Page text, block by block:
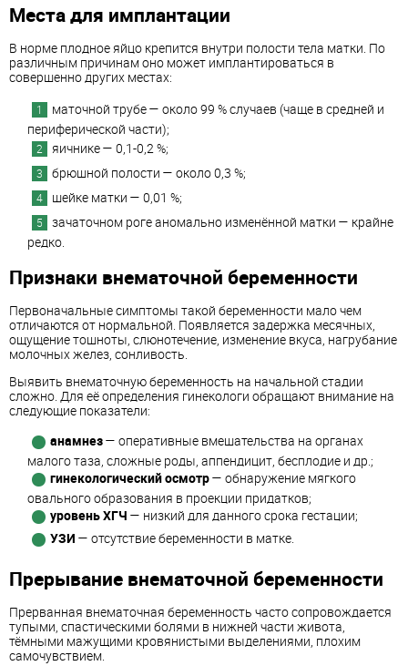
Места для имплантации
В норме плодное яйцо крепится внутри полости тела матки. По
различным причинам оно может имплантироваться в
совершенно других местах:
маточной трубе — около 99 % случаев (чаще в средней и
периферической части);
яичнике — 0,1-0,2 %;
брюшной полости — около 0,3 %;
шейке матки — 0,01 %;
зачаточном роге аномально изменённой матки — крайне
редко.
Признаки внематочной беременности
Первоначальные симптомы такой беременности мало чем
отличаются от нормальной. Появляется задержка месячных,
ощущение тошноты, слюнотечение, изменение вкуса, нагрубание
молочных желез, сонливость.
Выявить внематочную беременность на начальной стадии
сложно. Для её определения гинекологи обращают внимание на
следующие показатели:
анамнез— оперативные вмешательства на органах
малого таза, сложные роды, аппендицит, бесплодие и др.;
гинекологический осмотр— обнаружение мягкого
овального образования в проекции придатков;
уровень ХГЧ — низкий для данного срока гестации;
УЗИ — отсутствие беременности в матке.
Прерывание внематочной беременности
Прерванная внематочная беременность часто сопровождается
тупыми, спастическими болями в нижней части живота,
тёмными мажущими кровянистыми выделениями, плохим
самочувствием.